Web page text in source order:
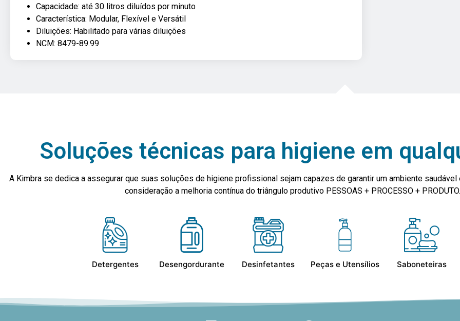
Capacidade: até 30 litros diluídos por minuto
Característica: Modular, Flexível e Versátil
Diluições: Habilitado para várias diluições
NCM: 8479-89.99
Soluções técnicas para higiene em
A Kimbra se dedica a assegurar que suas soluções de higiene profissional sejam capazes de garantir um ambiente
consideração a melhoria contínua do triângulo produtivo PESSOAS + PROCESSO + PRODUTO.
Detergentes Desengordurante Desinfetantes Peças e Utensílios Saboneteiras